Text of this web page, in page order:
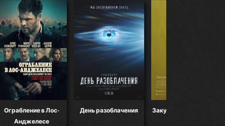
в Лос-
День разоблачения Закулисье реальности